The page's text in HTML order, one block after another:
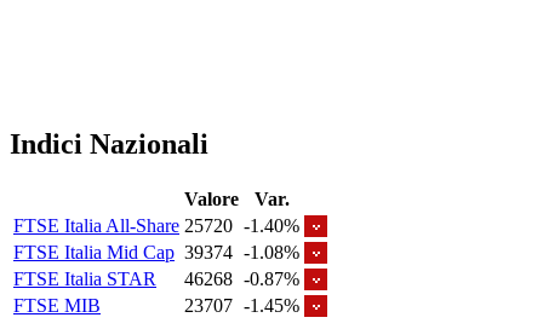
Indici Nazionali
Valore
Var.
FTSE Italia All-Share 25720 -1.40%
FTSE Italia Mid Cap 39374 -1.08%
FTSE Italia STAR
46268 -0.87%
FTSE MIB
23707 -1.45%